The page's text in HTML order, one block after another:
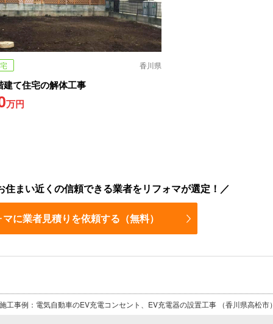
香川県
建て住宅の解体工事
万円
住まい近くの信頼できる業者をリフォマが選定！
マに業者見積りを依頼する（無料）
施工事例：電気自動車のEV充電コンセント、EV充電器の設置工事 （香川県高松市）